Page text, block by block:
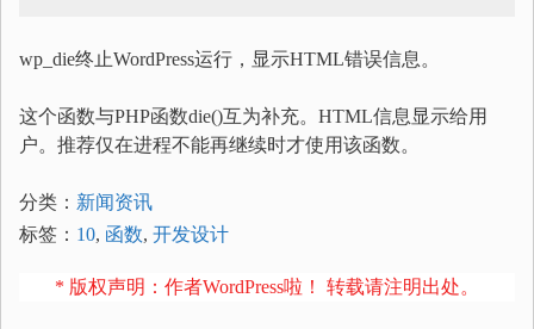
wp_die终止WordPress运行，显示HTML错误信息。
这个函数与PHP函数die()互为补充。HTML信息显示给用
户。推荐仅在进程不能再继续时才使用该函数。
分类： 新闻资讯
标签： 10, 函数, 开发设计
* 版权声明：作者WordPress啦！ 转载请注明出处。